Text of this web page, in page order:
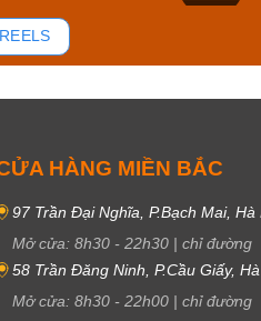
36
HÀNG MIỀN BẮC
97 Trần Đại Nghĩa, P.Bạch Mai, Hà
Mở cửa: 8h30 - 22h30 | chỉ đường
58 Trần Đăng Ninh, P.Cầu Giấy,
Mở cửa: 8h30 - 22h00 | chỉ đường